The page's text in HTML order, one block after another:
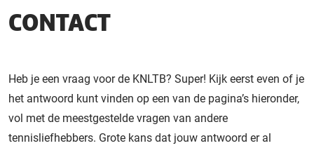
CONTACT
Heb je een vraag voor de KNLTB? Super! Kijk eerst even of je
het antwoord kunt vinden op een van de pagina’s hieronder,
vol met de meestgestelde vragen van andere
tennisliefhebbers. Grote kans dat jouw antwoord er al